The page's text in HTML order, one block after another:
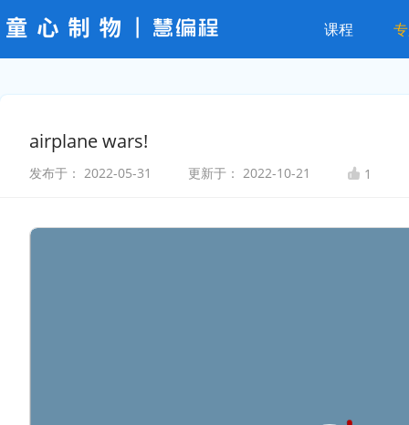
课程
airplane wars!
发布于： 2022-05-31 更新于： 2022-10-21 1